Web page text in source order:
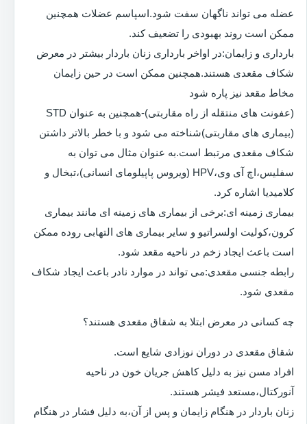
عضله می تواند ناگهان سفت شود.اسپاسم عضلات همچنین
ممکن است روند بهبودی را تضعیف کند.
بارداری و زایمان:در اواخر بارداری زنان باردار بیشتر در معرض
شکاف مقعدی هستند.همچنین ممکن است در حین زایمان
مخاط مقعد نیز پاره شود
(عفونت های منتقله از راه مقاربتی)-همچنین به عنوان STD
(بیماری های مقاربتی)شناخته می شود و با خطر بالاتر داشتن
شکاف مقعدی مرتبط است.به عنوان مثال می توان به
سفلیس،اچ آی وی،HPV (ویروس پاپیلومای انسانی)،تبخال و
کلامیدیا اشاره کرد.
بیماری زمینه ای:برخی از بیماری های زمینه ای مانند بیماری
کرون،کولیت اولسراتیو و سایر بیماری های التهابی روده ممکن
است باعث ایجاد زخم در ناحیه مقعد شود.
رابطه جنسی مقعدی:می تواند در موارد نادر باعث ایجاد شکاف
مقعدی شود.
چه کسانی در معرض ابتلا به شقاق مقعدی هستند؟
شقاق مقعدی در دوران نوزادی شایع است.
افراد مسن نیز به دلیل کاهش جریان خون در ناحیه
آنورکتال،مستعد فیشر هستند.
زنان باردار در هنگام زایمان و پس از آن،به دلیل فشار در هنگام